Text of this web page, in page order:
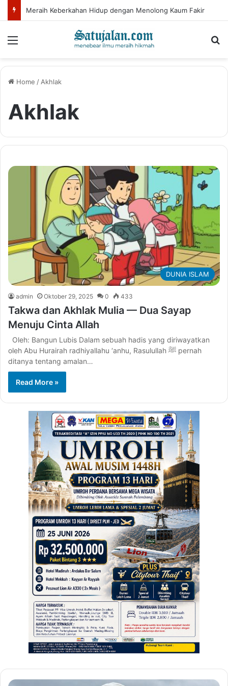
Meraih Keberkahan Hidup dengan Menolong Kaum Fakir
Menu
Home /Akhlak
Akhlak
DUNIA ISLAM
admin Oktober 29, 2025 0 433
Takwa dan Akhlak Mulia — Dua Sayap
Menuju Cinta Allah
Oleh: Bangun Lubis Dalam sebuah hadis yang diriwayatkan
oleh Abu Hurairah radhiyallahu ‘anhu, Rasulullah ﷺ pernah
ditanya tentang amalan…
Read More »
Jangan